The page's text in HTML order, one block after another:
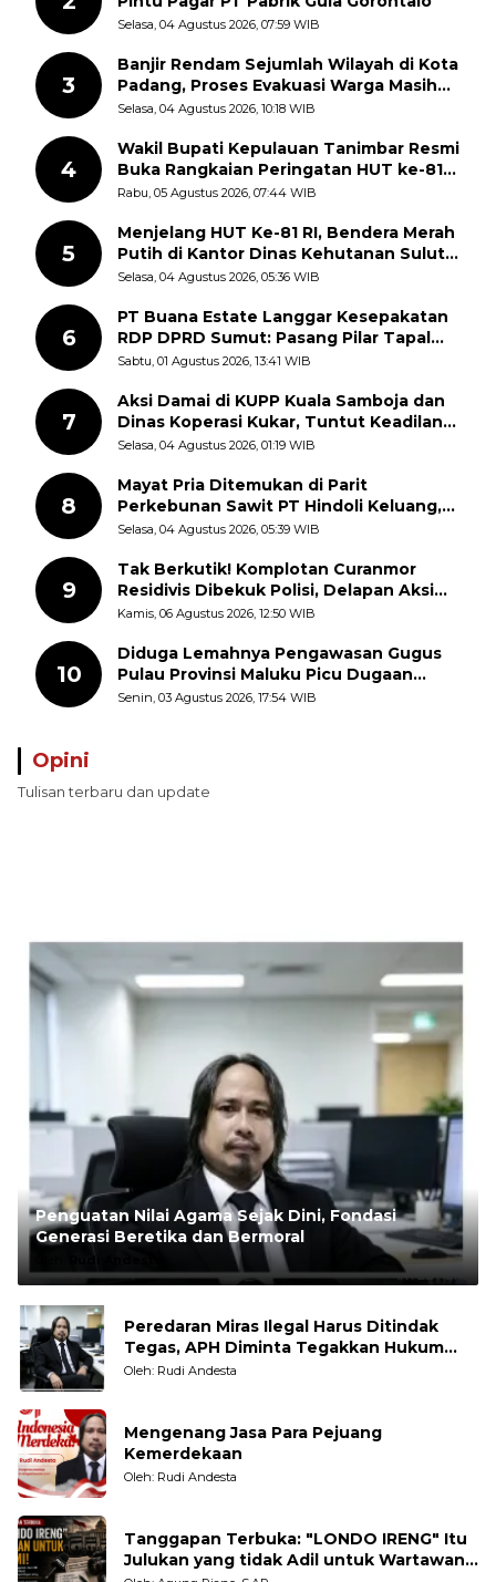
Selasa, 04 Agustus 2026, 07:59 WIB
3
Banjir Rendam Sejumlah Wilayah di Kota
Padang, Proses Evakuasi Warga Masih
Berlangsung
Selasa, 04 Agustus 2026, 10:18 WIB
4
Wakil Bupati Kepulauan Tanimbar Resmi
Buka Rangkaian Peringatan HUT ke-81
Kemerdekaan RI, ASN Diajak Perkuat
Rabu, 05 Agustus 2026, 07:44 WIB
5
Menjelang HUT Ke-81 RI, Bendera Merah
Putih di Kantor Dinas Kehutanan Sulut
Disorot Warga
Selasa, 04 Agustus 2026, 05:36 WIB
6
PT Buana Estate Langgar Kesepakatan
RDP DPRD Sumut: Pasang Pilar Tapal
Batas Sepihak Tanpa Libatkan
Sabtu, 01 Agustus 2026, 13:41 WIB
7
Aksi Damai di KUPP Kuala Samboja dan
Dinas Koperasi Kukar, Tuntut Keadilan
dan Kesempatan Kerja yang Adil
Selasa, 04 Agustus 2026, 01:19 WIB
8
Mayat Pria Ditemukan di Parit
Perkebunan Sawit PT Hindoli Keluang,
Polisi Selidiki Penyebab Kematian
Selasa, 04 Agustus 2026, 05:39 WIB
9
Tak Berkutik! Komplotan Curanmor
Residivis Dibekuk Polisi, Delapan Aksi
Curanmor Di Candipuro Terungkap
Kamis, 06 Agustus 2026, 12:50 WIB
10
Diduga Lemahnya Pengawasan Gugus
Pulau Provinsi Maluku Picu Dugaan
Pungli terhadap Nelayan Bale-Bale di
Senin, 03 Agustus 2026, 17:54 WIB
Opini
Tulisan terbaru dan update
Penguatan Nilai Agama Sejak Dini, Fondasi
Generasi Beretika dan Bermoral
Rudi Andesta
Peredaran Miras Ilegal Harus Ditindak
Tegas, APH Diminta Tegakkan Hukum
Tanpa Pandang Bulu
Oleh: Rudi Andesta
Mengenang Jasa Para Pejuang
Kemerdekaan
Oleh: Rudi Andesta
Tanggapan Terbuka: "LONDO IRENG" Itu
Julukan yang tidak Adil untuk Wartawan,